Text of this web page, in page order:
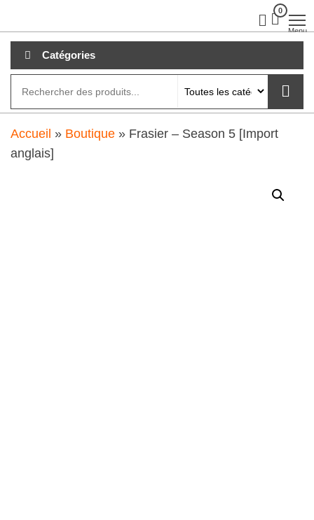
au
contenu
0
Menu
Catégories
Accueil » Boutique » Frasier – Season 5 [Import
anglais]